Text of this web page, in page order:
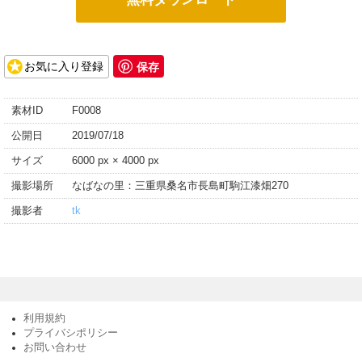
お気に入り登録 保存
素材ID F0008
公開日 2019/07/18
サイズ 6000 px × 4000 px
撮影場所 なばなの里：三重県桑名市長島町駒江漆畑270
撮影者 tk
利用規約
プライバシポリシー
お問い合わせ